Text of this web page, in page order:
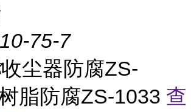
75-7
收尘器防腐ZS-
脂防腐ZS-1033 查